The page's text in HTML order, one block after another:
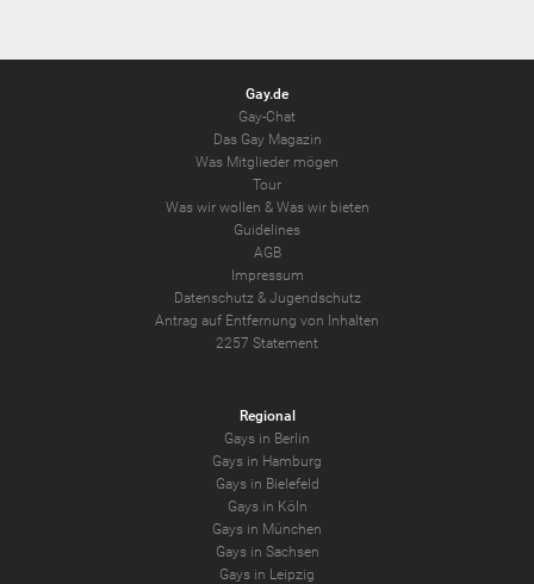
Gay.de
Gay-Chat
Das Gay Magazin
Was Mitglieder mögen
Tour
Was wir wollen & Was wir bieten
Guidelines
AGB
Impressum
Datenschutz& Jugendschutz
Antrag auf Entfernung von Inhalten
2257 Statement
Regional
Gays in Berlin
Gays in Hamburg
Gays in Bielefeld
Gays in Köln
Gays in München
Gays in Sachsen
Gays in Leipzig